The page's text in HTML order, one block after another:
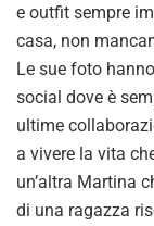
e outfit sempre
casa, non
Le sue foto
social dove è
ultime
a vivere la vita
un’altra Martina
di una ragazza